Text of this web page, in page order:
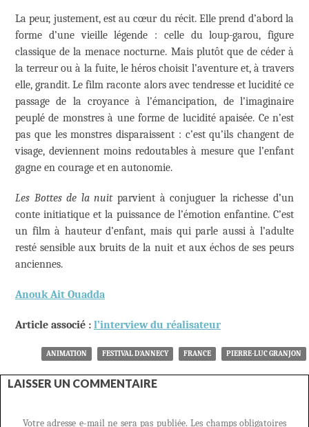
La peur, justement, est au cœur du récit. Elle prend d’abord la
forme d’une vieille légende : celle du loup-garou, figure
classique de la menace nocturne. Mais plutôt que de céder à
la terreur ou à la fuite, le héros choisit l’aventure et, à travers
elle, grandit. Le film raconte alors avec tendresse et lucidité ce
passage de la croyance à l’émancipation, de l’imaginaire
peuplé de monstres à une forme de lucidité apaisée. Ce n’est
pas que les monstres disparaissent : c’est qu’ils changent de
visage, deviennent moins redoutables à mesure que l’enfant
gagne en courage et en autonomie.
Les Bottes de la nuitparvient à conjuguer la richesse d’un
conte initiatique et la puissance de l’émotion enfantine. C’est
un film à hauteur d’enfant, mais qui parle aussi à l’adulte
resté sensible aux bruits de la nuit et aux échos de ses peurs
anciennes.
Anouk Ait Ouadda
Article associé : l’interview du réalisateur
ANIMATION FESTIVAL D'ANNECY FRANCE PIERRE-LUC GRANJON
LAISSER UN COMMENTAIRE
Votre adresse e-mail ne sera pas publiée. Les champs obligatoires